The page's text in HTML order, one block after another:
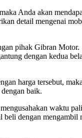
Anda akan
detail mengenai
pihak Gibran Motor.
dengan kedua
harga tersebut,
baik.
waktu
beli dengan mengambil